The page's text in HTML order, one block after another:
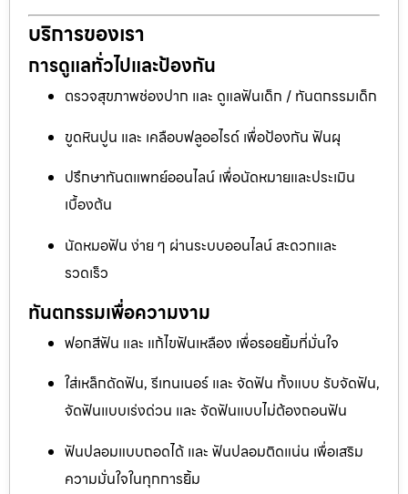
บริการของเรา
การดูแลทั่วไปและป้องกัน
ตรวจสุขภาพช่องปาก และ ดูแลฟันเด็ก / ทันตกรรมเด็ก
ขูดหินปูน และ เคลือบฟลูออไรด์ เพื่อป้องกัน ฟันผุ
ปรึกษาทันตแพทย์ออนไลน์ เพื่อนัดหมายและประเมิน
เบื้องต้น
นัดหมอฟัน ง่าย ๆ ผ่านระบบออนไลน์ สะดวกและ
รวดเร็ว
ทันตกรรมเพื่อความงาม
ฟอกสีฟัน และ แก้ไขฟันเหลือง เพื่อรอยยิ้มที่มั่นใจ
ใส่เหล็กดัดฟัน, รีเทนเนอร์ และ จัดฟัน ทั้งแบบ รับจัดฟัน,
จัดฟันแบบเร่งด่วน และ จัดฟันแบบไม่ต้องถอนฟัน
ฟันปลอมแบบถอดได้ และ ฟันปลอมติดแน่น เพื่อเสริม
ความมั่นใจในทุกการยิ้ม